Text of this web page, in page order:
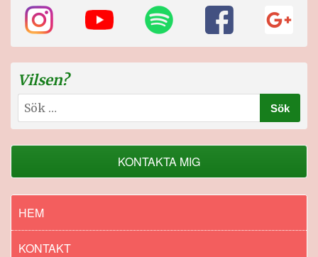
Vilsen?
Sök
efter:
KONTAKTA MIG
HEM
KONTAKT